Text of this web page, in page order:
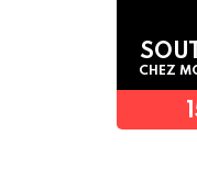
CHEZ